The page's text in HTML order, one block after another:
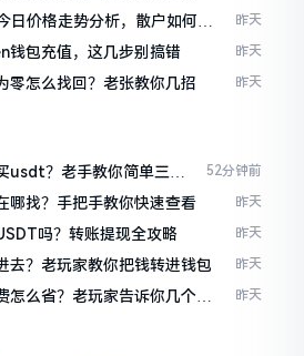
日价格走势分析，散户如何避
昨天
钱包充值，这几步别搞错 昨天
零怎么找回？老张教你几招 昨天
usdt？老手教你简单三步
52分钟前
哪找？手把手教你快速查看 昨天
吗？转账提现全攻略 昨天
去？老玩家教你把钱转进钱包 昨天
么省？老玩家告诉你几个实
昨天